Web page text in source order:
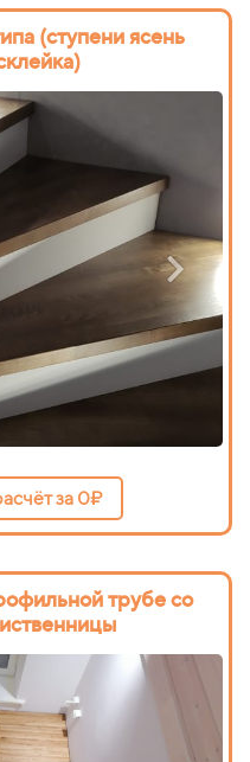
(ступени ясень
за 0₽
трубе со